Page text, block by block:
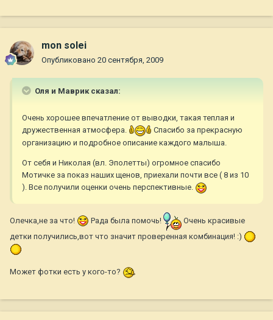
mon solei
Опубликовано 20 сентября, 2009
Оля и Маврик сказал:
Очень хорошее впечатление от выводки, такая теплая и
дружественная атмосфера.
Спасибо за прекрасную
организацию и подробное описание каждого малыша.
От себя и Николая (вл. Эполетты) огромное спасибо
Мотичке за показ наших щенов, приехали почти все ( 8 из 10
). Все получили оценки очень перспективные.
Олечка,не за что! Рада была помочь!
Очень красивые
детки получились,вот что значит проверенная комбинация! :)
Может фотки есть у кого-то?